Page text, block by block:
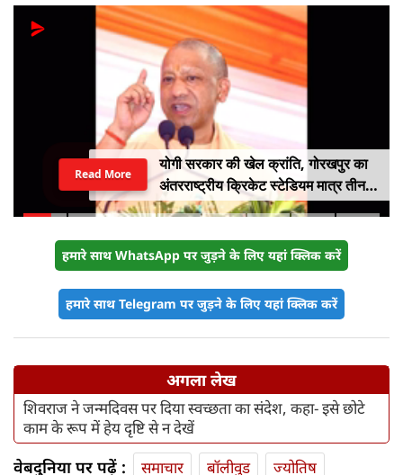
योगी सरकार की खेल क्रांति, गोरखपुर का
अंतरराष्ट्रीय क्रिकेट स्टेडियम मात्र तीन
महीने में लगभग 20% तैयार
Read More
हमारे साथ WhatsApp पर जुड़ने के लिए यहां क्लिक करें
हमारे साथ Telegram पर जुड़ने के लिए यहां क्लिक करें
अगला लेख
शिवराज ने जन्मदिवस पर दिया स्वच्छता का संदेश, कहा- इसे छोटे
काम के रूप में हेय दृष्टि से न देखें
वेबदुनिया पर पढ़ें : समाचार बॉलीवुड
ज्योतिष